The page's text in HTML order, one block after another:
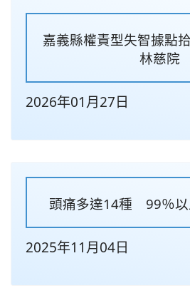
嘉義縣權責型失智據點
林慈院
2026年01月27日
頭痛多達14種 99％以
2025年11月04日